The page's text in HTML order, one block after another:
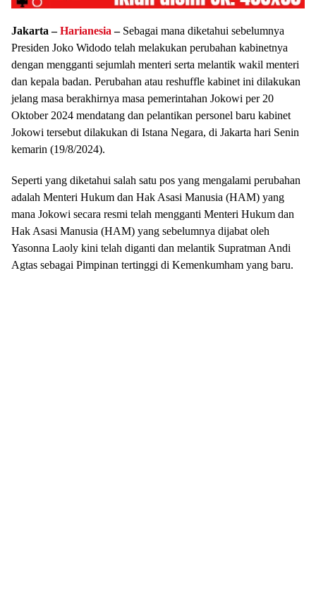
Jakarta –Harianesia –Sebagai mana diketahui sebelumnya
Presiden Joko Widodo telah melakukan perubahan kabinetnya
dengan mengganti sejumlah menteri serta melantik wakil menteri
dan kepala badan. Perubahan atau reshuffle kabinet ini dilakukan
jelang masa berakhirnya masa pemerintahan Jokowi per 20
Oktober 2024 mendatang dan pelantikan personel baru kabinet
Jokowi tersebut dilakukan di Istana Negara, di Jakarta hari Senin
kemarin (19/8/2024).
Seperti yang diketahui salah satu pos yang mengalami perubahan
adalah Menteri Hukum dan Hak Asasi Manusia (HAM) yang
mana Jokowi secara resmi telah mengganti Menteri Hukum dan
Hak Asasi Manusia (HAM) yang sebelumnya dijabat oleh
Yasonna Laoly kini telah diganti dan melantik Supratman Andi
Agtas sebagai Pimpinan tertinggi di Kemenkumham yang baru.